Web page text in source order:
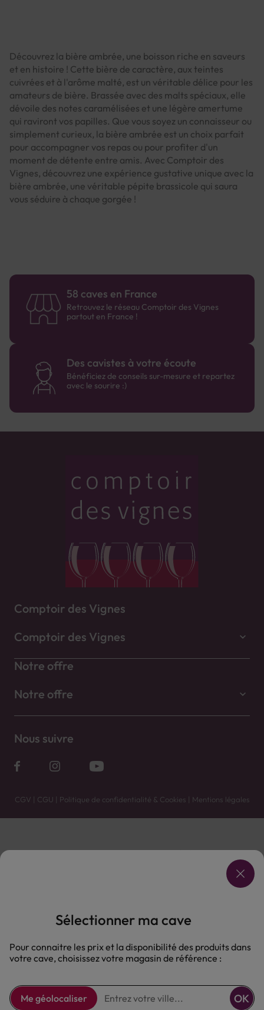
Découvrez la bière ambrée, une boisson riche en saveurs
et en histoire ! Cette bière de caractère, aux teintes
cuivrées et à l'arôme malté, est un véritable délice pour les
amateurs de bière. Brassée avec des malts spéciaux, elle
dévoile des notes caramélisées et une légère amertume
qui raviront vos papilles. Que vous soyez un connaisseur ou
simplement curieux, la bière ambrée est un choix parfait
pour accompagner vos repas ou pour profiter d'un
moment de détente entre amis. Avec Comptoir des
Vignes, découvrez une expérience gustative unique avec la
bière ambrée, une véritable pépite brassicole qui saura
vous séduire à chaque gorgée !
58 caves en France
Retrouvez le réseau Comptoir des Vignes
partout en France !
Des cavistes à votre écoute
Bénéficiez de conseils sur-mesure et repartez
avec le sourire :)
Comptoir des Vignes
Comptoir des Vignes
Notre offre
Notre offre
Nous suivre
CGV | CGU | Politique de confidentialité & Cookies | Mentions légales
Vente uniquement en caves. Contactez votre caviste pour plus de renseignements.
L'ABUS D'ALCOOL EST DANGEREUX POUR LA SANTÉ, À CONSOMMER AVEC MODÉRATION.
Sélectionner ma cave
Pour connaitre les prix et la disponibilité des produits dans
votre cave, choisissez votre magasin de référence :
Me géolocaliser OK